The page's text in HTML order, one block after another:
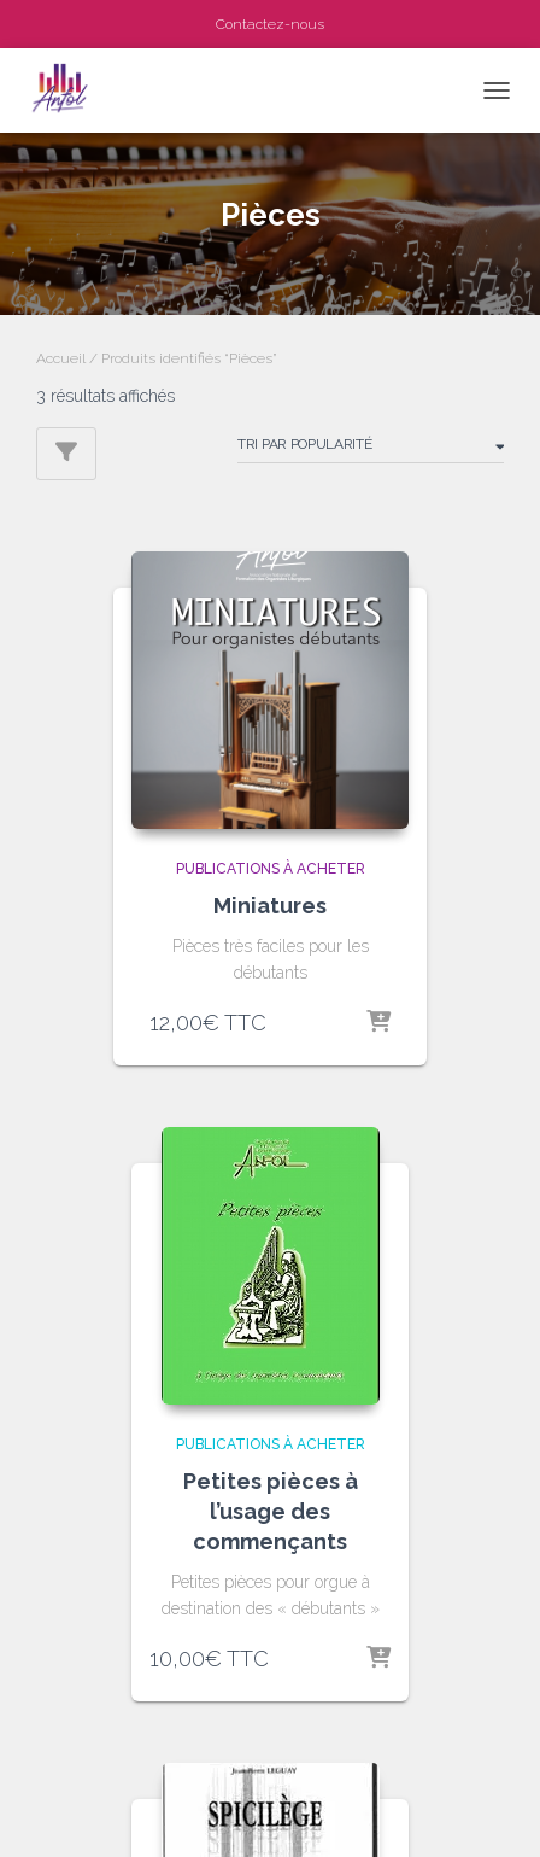
Contactez-nous
Pièces
Accueil / Produits identifiés “Pièces”
3 résultats affichésTrié
popularité
PUBLICATIONS À ACHETER
Miniatures
Pièces très faciles pour les
débutants
12,00€ TTC
PUBLICATIONS À ACHETER
Petites pièces à
l’usage des
commençants
Petites pièces pour orgue à
destination des « débutants »
10,00€ TTC